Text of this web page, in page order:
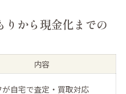
りから現金化までの
内容
が自宅で査定・買取対応